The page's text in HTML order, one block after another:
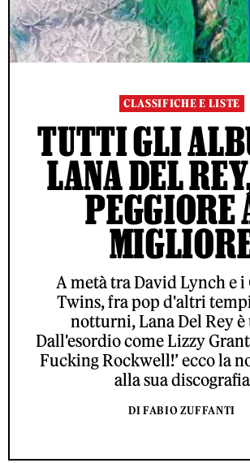
CLASSIFICHE E LISTE
TUTTI GLI
LANA DEL
PEGGIORE
A metà tra David Lynch e i
Twins, fra pop d'altri
notturni, Lana Del Rey è
Dall'esordio come Lizzy
Fucking Rockwell!’ ecco la
alla sua discografia
DI FABIO ZUFFANTI